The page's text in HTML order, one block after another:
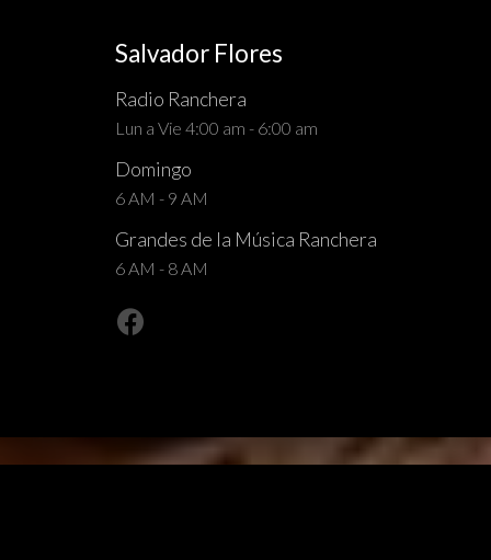
Salvador Flores
Radio Ranchera
Lun a Vie 4:00 am - 6:00 am
Domingo
6 AM - 9 AM
Grandes de la Música Ranchera
6 AM - 8 AM